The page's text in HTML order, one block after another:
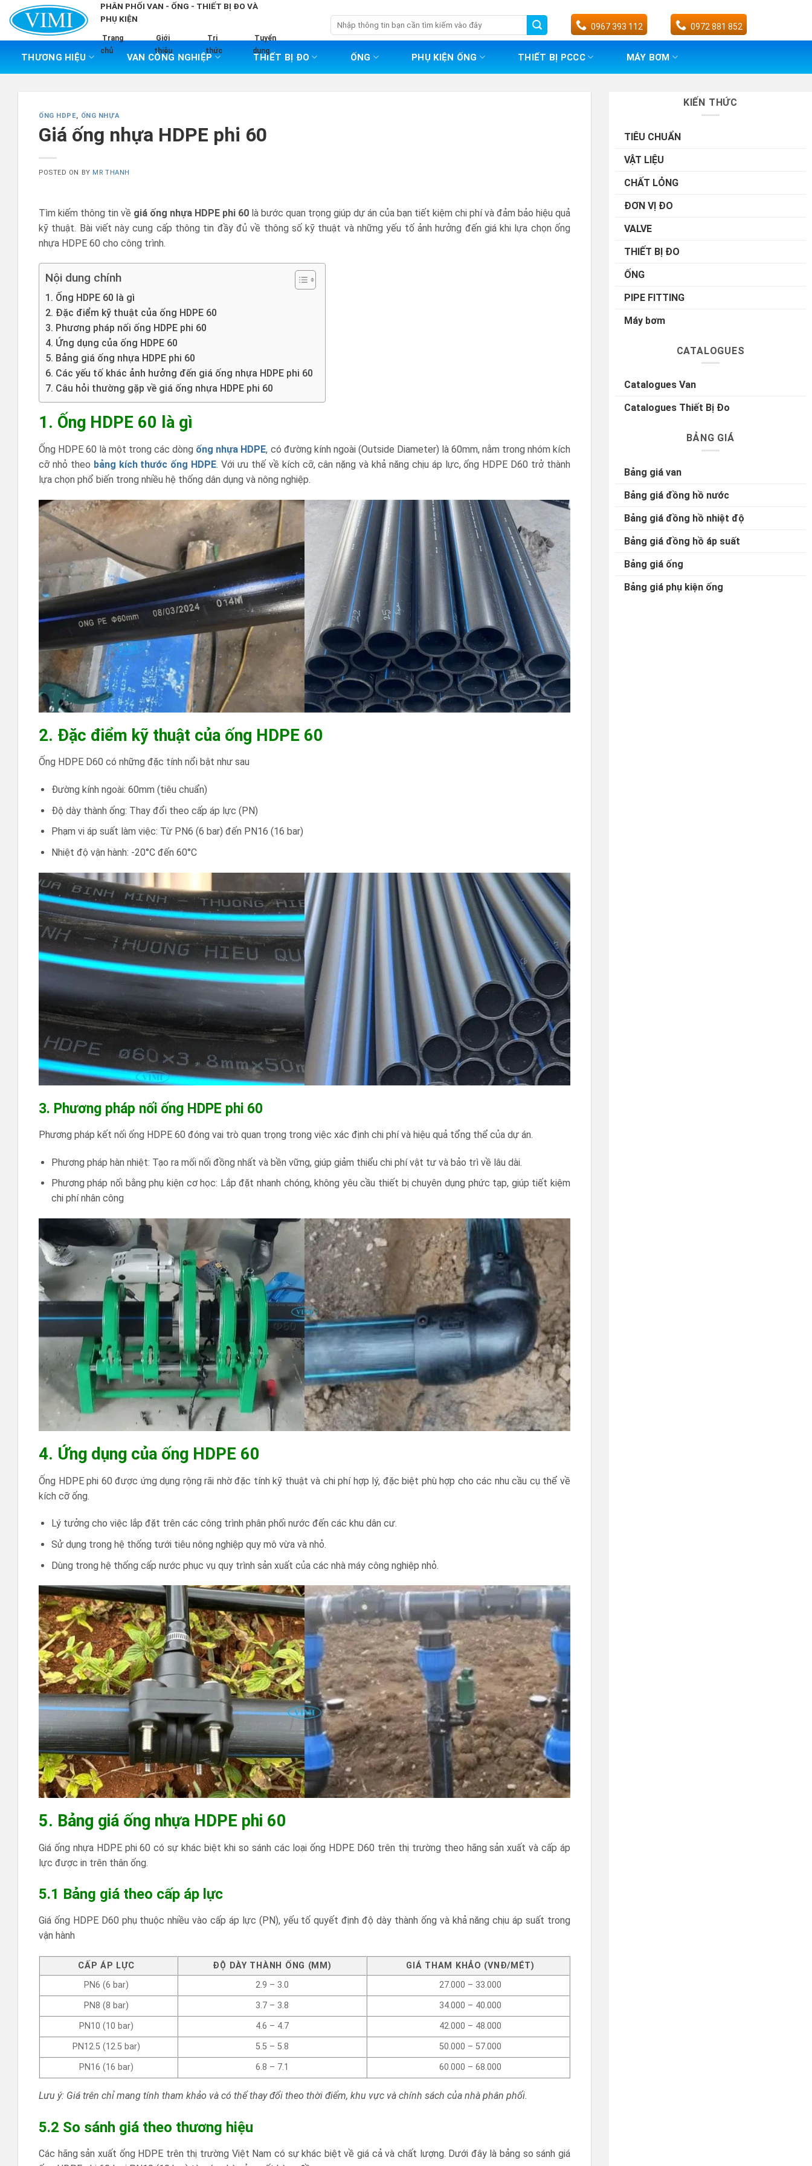
content
PHÂN PHỐI VAN - ỐNG - THIẾT BỊ ĐO VÀ
PHỤ KIỆN
Trang
chủ
Giới
thiệu
Tri
thức
Tuyển
dụng
Tìm
kiếm:
0967 393 112 0972 881 852
THƯƠNG HIỆU VAN CÔNG NGHIỆP THIẾT BỊ ĐO ỐNG PHỤ KIỆN ỐNG THIẾT BỊ PCCC MÁY BƠM
ỐNG HDPE, ỐNG NHỰA
Giá ống nhựa HDPE phi 60
POSTED ON BY MR THANH
Tìm kiếm thông tin về giá ống nhựa HDPE phi 60 là bước quan trọng giúp dự án của bạn tiết kiệm chi phí và đảm bảo hiệu quả
kỹ thuật. Bài viết này cung cấp thông tin đầy đủ về thông số kỹ thuật và những yếu tố ảnh hưởng đến giá khi lựa chọn ống
nhựa HDPE 60 cho công trình.
Nội dung chính
1. Ống HDPE 60 là gì
2. Đặc điểm kỹ thuật của ống HDPE 60
3. Phương pháp nối ống HDPE phi 60
4. Ứng dụng của ống HDPE 60
5. Bảng giá ống nhựa HDPE phi 60
6. Các yếu tố khác ảnh hưởng đến giá ống nhựa HDPE phi 60
7. Câu hỏi thường gặp về giá ống nhựa HDPE phi 60
1. Ống HDPE 60 là gì
Ống HDPE 60 là một trong các dòng ống nhựa HDPE, có đường kính ngoài (Outside Diameter) là 60mm, nằm trong nhóm kích
cỡ nhỏ theo bảng kích thước ống HDPE. Với ưu thế về kích cỡ, cân nặng và khả năng chịu áp lực, ống HDPE D60 trở thành
lựa chọn phổ biến trong nhiều hệ thống dân dụng và nông nghiệp.
2. Đặc điểm kỹ thuật của ống HDPE 60
Ống HDPE D60 có những đặc tính nổi bật như sau
Đường kính ngoài: 60mm (tiêu chuẩn)
Độ dày thành ống: Thay đổi theo cấp áp lực (PN)
Phạm vi áp suất làm việc: Từ PN6 (6 bar) đến PN16 (16 bar)
Nhiệt độ vận hành: -20°C đến 60°C
3. Phương pháp nối ống HDPE phi 60
Phương pháp kết nối ống HDPE 60 đóng vai trò quan trọng trong việc xác định chi phí và hiệu quả tổng thể của dự án.
Phương pháp hàn nhiệt: Tạo ra mối nối đồng nhất và bền vững, giúp giảm thiểu chi phí vật tư và bảo trì về lâu dài.
Phương pháp nối bằng phụ kiện cơ học: Lắp đặt nhanh chóng, không yêu cầu thiết bị chuyên dụng phức tạp, giúp tiết kiệm
chi phí nhân công
4. Ứng dụng của ống HDPE 60
Ống HDPE phi 60 được ứng dụng rộng rãi nhờ đặc tính kỹ thuật và chi phí hợp lý, đặc biệt phù hợp cho các nhu cầu cụ thể về
kích cỡ ống.
Lý tưởng cho việc lắp đặt trên các công trình phân phối nước đến các khu dân cư.
Sử dụng trong hệ thống tưới tiêu nông nghiệp quy mô vừa và nhỏ.
Dùng trong hệ thống cấp nước phục vụ quy trình sản xuất của các nhà máy công nghiệp nhỏ.
5. Bảng giá ống nhựa HDPE phi 60
Giá ống nhựa HDPE phi 60 có sự khác biệt khi so sánh các loại ống HDPE D60 trên thị trường theo hãng sản xuất và cấp áp
lực được in trên thân ống.
5.1 Bảng giá theo cấp áp lực
Giá ống HDPE D60 phụ thuộc nhiều vào cấp áp lực (PN), yếu tố quyết định độ dày thành ống và khả năng chịu áp suất trong
vận hành
CẤP ÁP LỰC ĐỘ DÀY THÀNH ỐNG (MM)
GIÁ THAM KHẢO (VNĐ/MÉT)
PN6 (6 bar)
2.9 – 3.0
27.000 – 33.000
PN8 (8 bar)
3.7 – 3.8
34.000 – 40.000
PN10 (10 bar)
4.6 – 4.7
42.000 – 48.000
PN12.5 (12.5 bar)
5.5 – 5.8
50.000 – 57.000
PN16 (16 bar)
6.8 – 7.1 60.000 – 68.000
Lưu ý: Giá trên chỉ mang tính tham khảo và có thể thay đổi theo thời điểm, khu vực và chính sách của nhà phân phối.
5.2 So sánh giá theo thương hiệu
Các hãng sản xuất ống HDPE trên thị trường Việt Nam có sự khác biệt về giá cả và chất lượng. Dưới đây là bảng so sánh giá
KIẾN THỨC
TIÊU CHUẨN
VẬT LIỆU
CHẤT LỎNG
ĐƠN VỊ ĐO
VALVE
THIẾT BỊ ĐO
ỐNG
PIPE FITTING
Máy bơm
CATALOGUES
Catalogues Van
Catalogues Thiết Bị Đo
BẢNG GIÁ
Bảng giá van
Bảng giá đồng hồ nước
Bảng giá đồng hồ nhiệt độ
Bảng giá đồng hồ áp suất
Bảng giá ống
Bảng giá phụ kiện ống